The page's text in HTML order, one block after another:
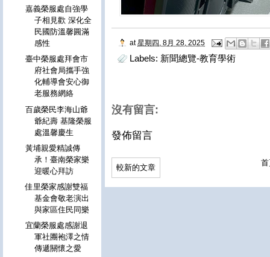
at 星期四, 8月 28, 2025
Labels: 新聞總覽-教育學術
沒有留言:
發佈留言
較新的文章
嘉義榮服處自強學
子相見歡 深化全
民國防溫馨圓滿
感性
臺中榮服處拜會市
府社會局攜手強
化輔導會安心御
老服務網絡
百歲榮民李海山爺
爺紀壽 基隆榮服
處溫馨慶生
黃埔親愛精誠傳
承！臺南榮家樂
迎暖心拜訪
佳里榮家感謝雙福
基金會敬老演出
與家區住民同樂
宜蘭榮服處感謝退
軍社團袍澤之情
傳遞關懷之愛